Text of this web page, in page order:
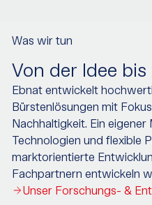
Was wir tun
Von der Idee
Ebnat entwickelt
Bürstenlösungen mit
Nachhaltigkeit. Ein
Technologien und flexible
marktorientierte
Fachpartnern entwickeln
Unser Forschungs- &